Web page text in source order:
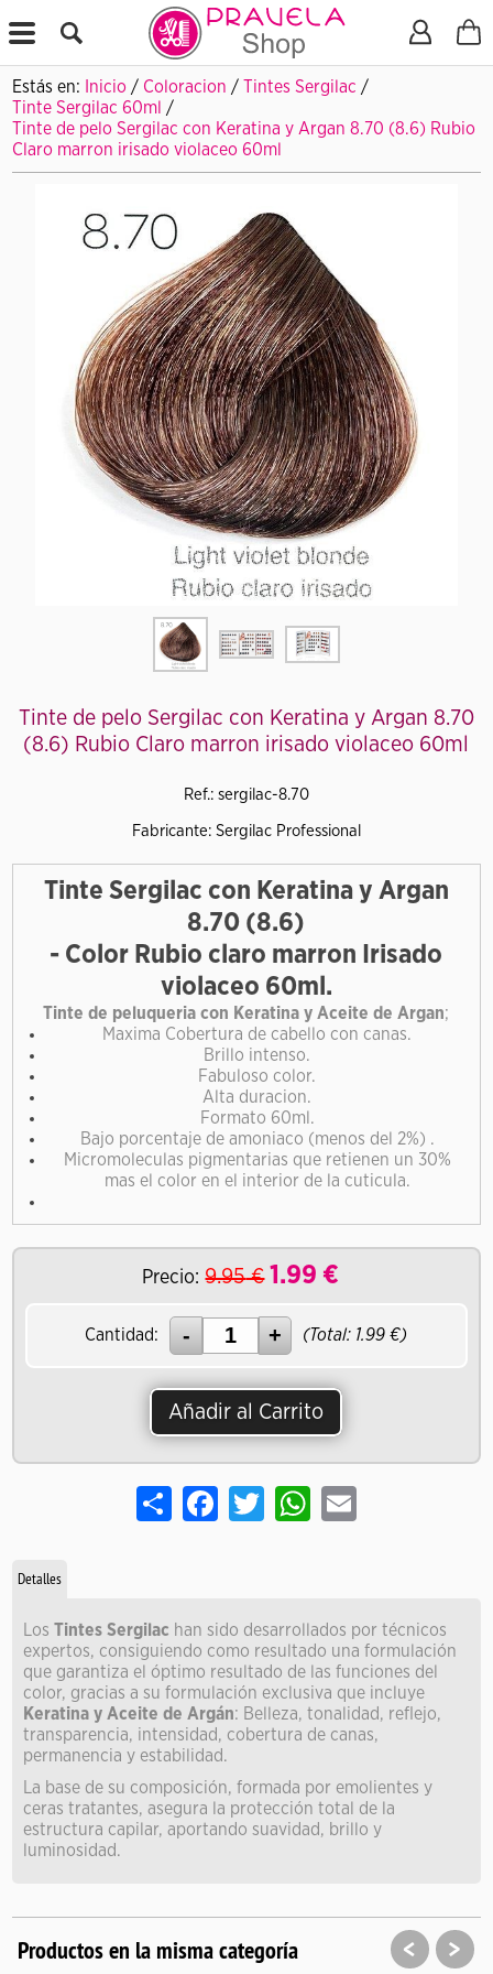
X
Estás en: Inicio / Coloracion / Tintes Sergilac /
Tinte Sergilac 60ml /
Tinte de pelo Sergilac con Keratina y Argan 8.70 (8.6) Rubio
Claro marron irisado violaceo 60ml
Tinte de pelo Sergilac con Keratina y Argan 8.70
(8.6) Rubio Claro marron irisado violaceo 60ml
Ref.: sergilac-8.70
Fabricante: Sergilac Professional
Tinte Sergilac con Keratina y Argan
8.70 (8.6)
- Color Rubio claro marron Irisado
violaceo 60ml.
Tinte de peluqueria con Keratina y Aceite de Argan;
Maxima Cobertura de cabello con canas.
Brillo intenso.
Fabuloso color.
Alta duracion.
Formato 60ml.
Bajo porcentaje de amoniaco (menos del 2%) .
Micromoleculas pigmentarias que retienen un 30%
mas el color en el interior de la cuticula.
Precio: 9.95€ 1.99 €
Cantidad: (Total: 1.99 €)
Añadir al Carrito
Share Facebook
TwitterWhatsApp
Email
Detalles
LosTintes Sergilac han sido desarrollados por técnicos
expertos, consiguiendo como resultado una formulación
que garantiza el óptimo resultado de las funciones del
color, gracias a su formulación exclusiva que incluye
Keratina y Aceite de Argán: Belleza, tonalidad, reflejo,
transparencia, intensidad, cobertura de canas,
permanencia y estabilidad.
La base de su composición, formada por emolientes y
ceras tratantes, asegura la protección total de la
estructura capilar, aportando suavidad, brillo y
luminosidad.
Productos en la misma categoría < >